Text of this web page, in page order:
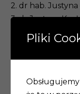
2. dr hab. Justyna
3. dr Justyna
4. dr Paweł
5. mgr Zuzanna
Dubińska-
Pliki